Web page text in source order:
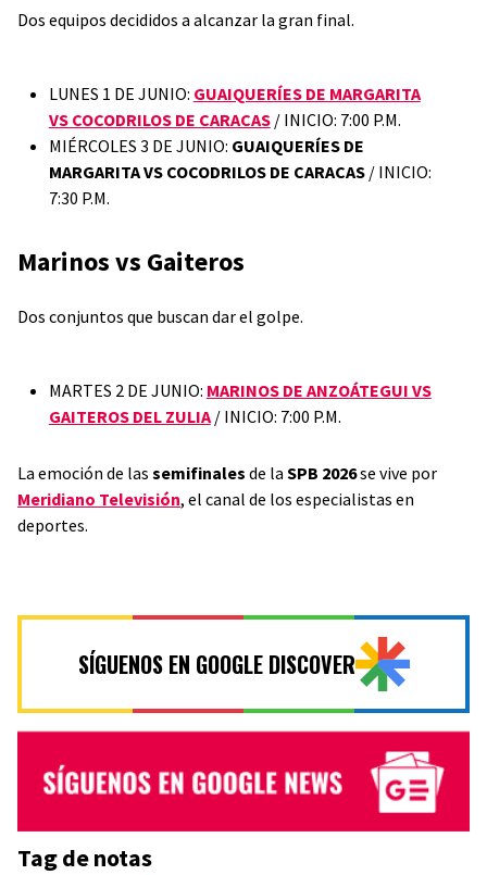
Dos equipos decididos a alcanzar la gran final.
LUNES 1 DE JUNIO: GUAIQUERÍES DE MARGARITA
VS COCODRILOS DE CARACAS/ INICIO: 7:00 P.M.
MIÉRCOLES 3 DE JUNIO: GUAIQUERÍES DE
MARGARITA VS COCODRILOS DE CARACAS/ INICIO:
7:30 P.M.
Marinos vs Gaiteros
Dos conjuntos que buscan dar el golpe.
MARTES 2 DE JUNIO: MARINOS DE ANZOÁTEGUI VS
GAITEROS DEL ZULIA/ INICIO: 7:00 P.M.
La emoción de las semifinales de la SPB 2026se vive por
Meridiano Televisión, el canal de los especialistas en
deportes.
SÍGUENOS EN GOOGLE DISCOVER
Tag de notas